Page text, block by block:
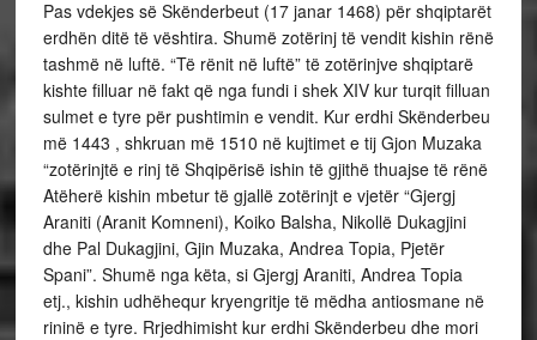
Pas vdekjes së Skënderbeut (17 janar 1468) për shqiptarët
erdhën ditë të vështira. Shumë zotërinj të vendit kishin rënë
tashmë në luftë. “Të rënit në luftë” të zotërinjve shqiptarë
kishte filluar në fakt që nga fundi i shek XIV kur turqit filluan
sulmet e tyre për pushtimin e vendit. Kur erdhi Skënderbeu
më 1443 , shkruan më 1510 në kujtimet e tij Gjon Muzaka
“zotërinjtë e rinj të Shqipërisë ishin të gjithë thuajse të rënë
Atëherë kishin mbetur të gjallë zotërinjt e vjetër “Gjergj
Araniti (Aranit Komneni), Koiko Balsha, Nikollë Dukagjini
dhe Pal Dukagjini, Gjin Muzaka, Andrea Topia, Pjetër
Spani”. Shumë nga këta, si Gjergj Araniti, Andrea Topia
etj., kishin udhëhequr kryengritje të mëdha antiosmane në
rininë e tyre. Rrjedhimisht kur erdhi Skënderbeu dhe mori